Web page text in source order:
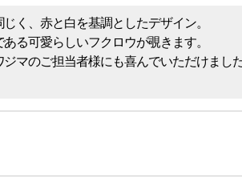
く、赤と白を基調としたデザイン。
る可愛らしいフクロウが覗きます。
マのご担当者様にも喜んでいただけまし